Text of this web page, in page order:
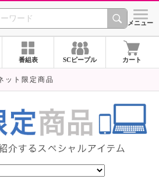
CHANNEL ショッ
メニュー
番組表 SCピープル カート
ト限定商品